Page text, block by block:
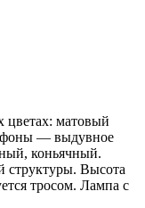
цветах: матовый
— выдувное
коньячный.
структуры. Высота
тросом. Лампа с